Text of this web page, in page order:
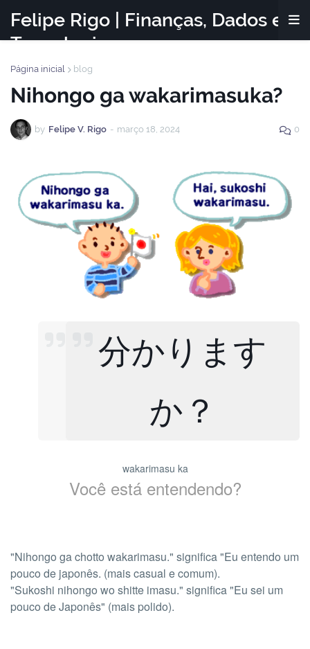
Felipe Rigo | Finanças, Dados e
Tecnologia
Página inicial blog
Nihongo ga wakarimasuka?
by Felipe V. Rigo - março 18, 2024 0
分かります
か？
wakarimasu ka
Você está entendendo?
"Nihongo ga chotto wakarimasu." significa "Eu entendo um
pouco de japonês. (mais casual e comum).
"Sukoshi nihongo wo shitte imasu." significa "Eu sei um
pouco de Japonês" (mais polido).